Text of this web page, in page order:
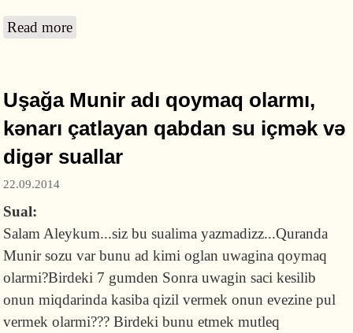
Read more
Uşağa Munir adı qoymaq olarmı,
kənarı çatlayan qabdan su içmək və
digər suallar
22.09.2014
Sual:
Salam Aleykum...siz bu sualima yazmadizz...Quranda
Munir sozu var bunu ad kimi oglan uwagina qoymaq
olarmi?Birdeki 7 gumden Sonra uwagin saci kesilib
onun miqdarinda kasiba qizil vermek onun evezine pul
vermek olarmi??? Birdeki bunu etmek mutleq